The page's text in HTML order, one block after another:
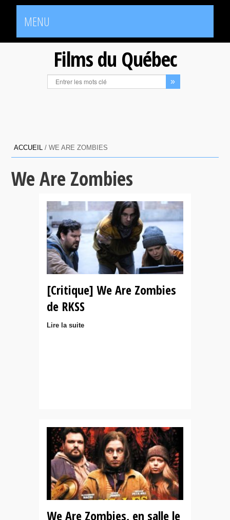
MENU
Films du Québec
ACCUEIL /WE ARE ZOMBIES
We Are Zombies
[Critique] We Are Zombies
de RKSS
Lire la suite
We Are Zombies, en salle le